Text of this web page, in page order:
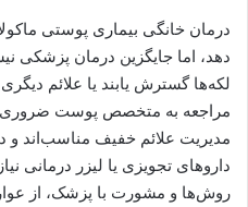
درمان خانگی بیماری پوستی
دهد، اما جایگزین درمان پزشکی
لکه‌ها گسترش یابند یا علائم
مراجعه به متخصص پوست ضروری
مدیریت علائم خفیف مناسب‌اند و
داروهای تجویزی یا لیزر درمانی
روش‌ها و مشورت با پزشک، از